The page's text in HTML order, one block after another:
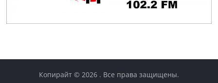
Копирайт © 2026 . Все права защищены.